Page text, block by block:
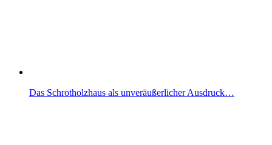
Das Schrotholzhaus als unveräußerlicher Ausdruck…